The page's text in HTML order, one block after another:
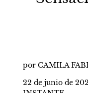
por CAMILA
22 de junio de